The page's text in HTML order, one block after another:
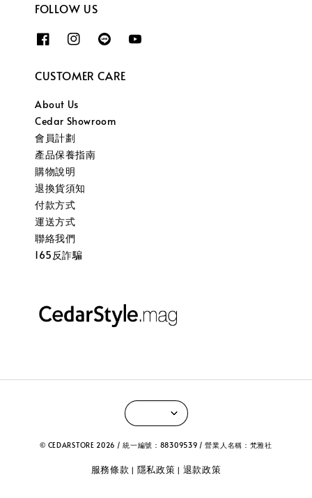
FOLLOW US
CUSTOMER CARE
About Us
Cedar Showroom
會員計劃
產品保養指南
購物說明
退換貨須知
付款方式
運送方式
聯絡我們
165反詐騙
© CEDARSTORE 2026 / 統一編號：88309539 / 營業人名稱：梵雅社
服務條款 | 隱私政策 | 退款政策